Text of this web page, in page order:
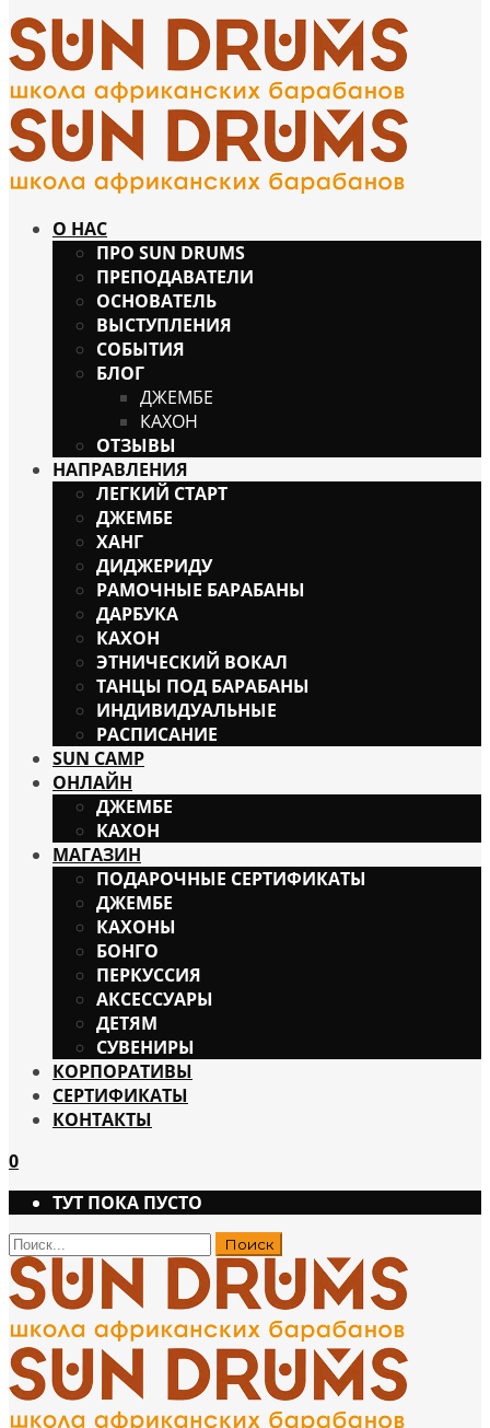
О НАС
ПРО SUN DRUMS
ПРЕПОДАВАТЕЛИ
ОСНОВАТЕЛЬ
ВЫСТУПЛЕНИЯ
СОБЫТИЯ
БЛОГ
ДЖЕМБЕ
КАХОН
ОТЗЫВЫ
НАПРАВЛЕНИЯ
ЛЕГКИЙ СТАРТ
ДЖЕМБЕ
ХАНГ
ДИДЖЕРИДУ
РАМОЧНЫЕ БАРАБАНЫ
ДАРБУКА
КАХОН
ЭТНИЧЕСКИЙ ВОКАЛ
ТАНЦЫ ПОД БАРАБАНЫ
ИНДИВИДУАЛЬНЫЕ
РАСПИСАНИЕ
SUN CAMP
ОНЛАЙН
ДЖЕМБЕ
КАХОН
МАГАЗИН
ПОДАРОЧНЫЕ СЕРТИФИКАТЫ
ДЖЕМБЕ
КАХОНЫ
БОНГО
ПЕРКУССИЯ
АКСЕССУАРЫ
ДЕТЯМ
СУВЕНИРЫ
КОРПОРАТИВЫ
СЕРТИФИКАТЫ
КОНТАКТЫ
0
ТУТ ПОКА ПУСТО